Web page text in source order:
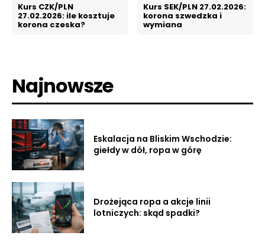
Kurs CZK/PLN
27.02.2026: ile kosztuje
korona czeska?
Kurs SEK/PLN 27.02.2026:
korona szwedzka i
wymiana
Najnowsze
Eskalacja na Bliskim Wschodzie:
giełdy w dół, ropa w górę
Drożejąca ropa a akcje linii
lotniczych: skąd spadki?